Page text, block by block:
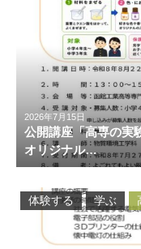
2026年7月15日
公開講座「高専の実
オリジナル…
体験する 学ぶ